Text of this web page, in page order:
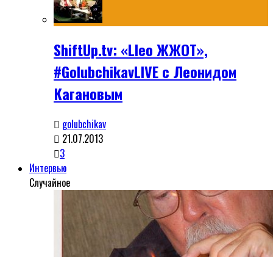
ShiftUp.tv: «Lleo ЖЖОТ»,
#GolubchikavLIVE с Леонидом
Кагановым
golubchikav
21.07.2013
3
Интервью
Случайное